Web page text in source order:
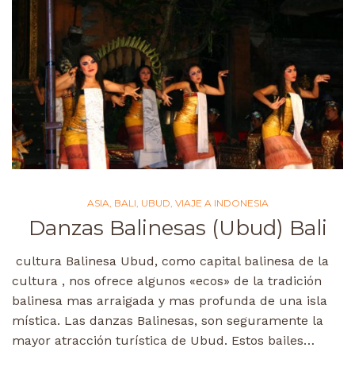
ASIA BALI UBUD VIAJE A INDONESIA
Danzas Balinesas (Ubud) Bali
cultura Balinesa Ubud, como capital balinesa de la
cultura , nos ofrece algunos «ecos» de la tradición
balinesa mas arraigada y mas profunda de una isla
mística. Las danzas Balinesas, son seguramente la
mayor atracción turística de Ubud. Estos bailes…